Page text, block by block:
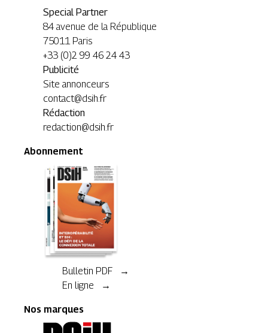
Special Partner
84 avenue de la République
75011 Paris
+33 (0)2 99 46 24 43
Publicité
Site annonceurs
contact@dsih.fr
Rédaction
redaction@dsih.fr
Abonnement
Bulletin PDF →
En ligne →
Nos marques